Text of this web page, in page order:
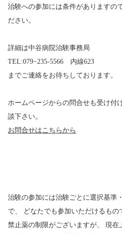
治験への参加には条件がありますの
ださい。
詳細は中谷病院治験事務局
TEL:079−235-5566 内線623
までご連絡をお待ちしております。
ホームページからの問合せも受け付
談下さい。
お問合せはこちらから
治験の参加には治験ごとに選択基準
で、 どなたでも参加いただけるもの
禁止薬の制限がございますが、 現在